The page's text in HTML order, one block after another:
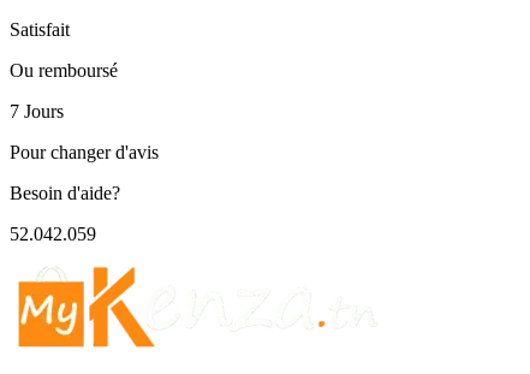
Satisfait
Ou remboursé
7 Jours
Pour changer d'avis
Besoin d'aide?
52.042.059